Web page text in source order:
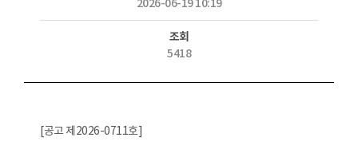
2026-06-19 10:19
조회
5418
[공고 제2026-0711호]